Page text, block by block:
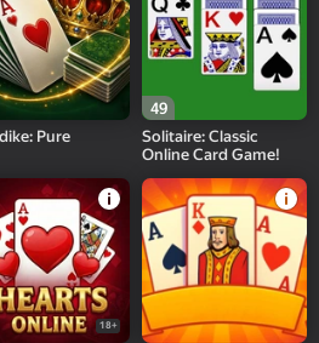
Pure
49
Solitaire: Classic
Online Card Game!
18+